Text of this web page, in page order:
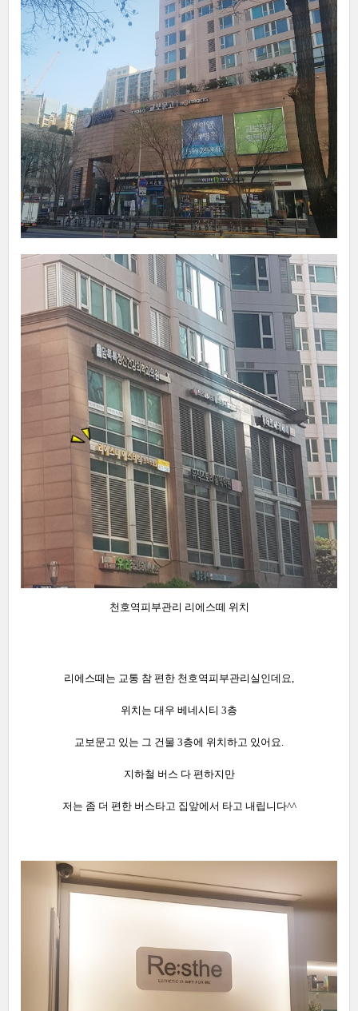
천호역피부관리 리에스떼 위치
리에스떼는 교통 참 편한 천호역피부관리실인데요,
위치는 대우 베네시티 3층
교보문고 있는 그 건물 3층에 위치하고 있어요.
지하철 버스 다 편하지만
저는 좀 더 편한 버스타고 집앞에서 타고 내립니다^^